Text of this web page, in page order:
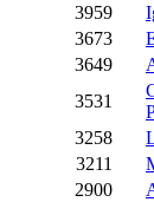
3959
3673
3649
3531
3258
3211
2900